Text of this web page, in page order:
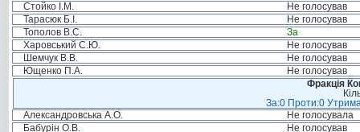
Стойко І.М.
Не голосував
Тарасюк Б.І.
Не голосував
Тополов В.С.
За
Харовський С.Ю.
Не голосував
Шемчук В.В.
Не голосував
Ющенко П.А.
Не голосував
Фракція
За:0 Проти:0
Александровська А.О.
Не голосувала
Бабурін О.В.
Не голосував